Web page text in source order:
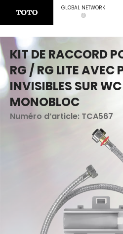
GLOBAL NETWORK
KIT DE RACCORD
RG / RG LITE AVEC
INVISIBLES SUR
MONOBLOC
Numéro d’article: TCA567